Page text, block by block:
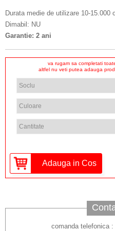
Durata medie de utilizare 10-15.000
Dimabil: NU
Garantie: 2 ani
va rugam sa completati
altfel nu veti putea adauga
comanda telefonica :